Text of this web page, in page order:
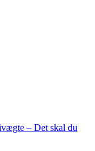
– Det skal du